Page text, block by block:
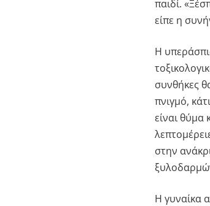
παιδί.
είπε η
Η
συνθήκες
πνιγμό,
είναι θύμα
στην
Η γυναίκα